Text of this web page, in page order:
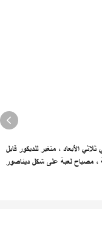
الأبعاد ، متغير للديكور قابل
، مصباح لعبة على شكل ديناصور